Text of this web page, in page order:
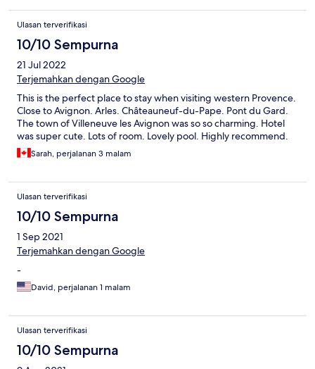
Ulasan terverifikasi
10/10 Sempurna
21 Jul 2022
Terjemahkan dengan Google
This is the perfect place to stay when visiting western Provence.
Close to Avignon. Arles. Châteauneuf-du-Pape. Pont du Gard.
The town of Villeneuve les Avignon was so so charming. Hotel
was super cute. Lots of room. Lovely pool. Highly recommend.
Sarah, perjalanan 3 malam
Ulasan terverifikasi
10/10 Sempurna
1 Sep 2021
Terjemahkan dengan Google
-
David, perjalanan 1 malam
Ulasan terverifikasi
10/10 Sempurna